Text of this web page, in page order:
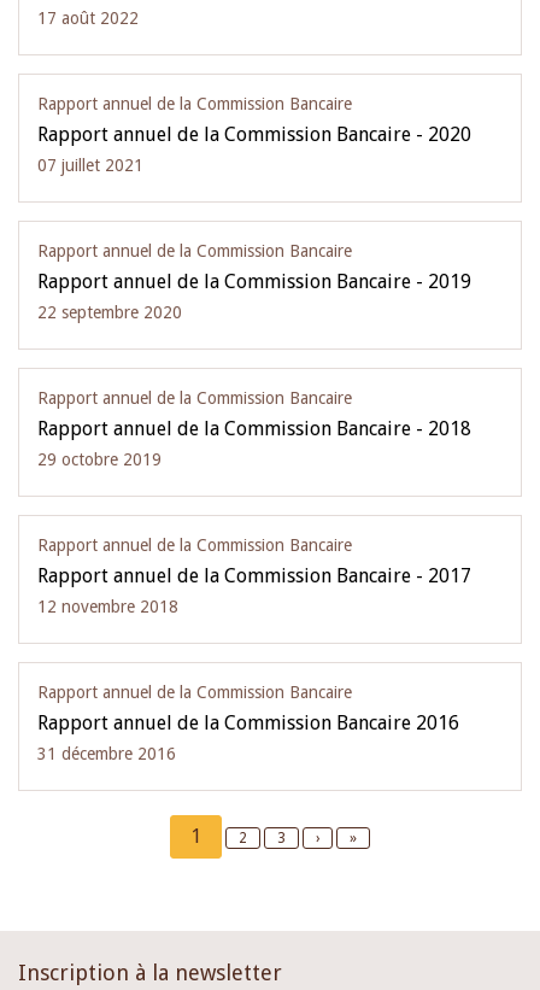
17 août 2022
Rapport annuel de la Commission Bancaire
Rapport annuel de la Commission Bancaire - 2020
07 juillet 2021
Rapport annuel de la Commission Bancaire
Rapport annuel de la Commission Bancaire - 2019
22 septembre 2020
Rapport annuel de la Commission Bancaire
Rapport annuel de la Commission Bancaire - 2018
29 octobre 2019
Rapport annuel de la Commission Bancaire
Rapport annuel de la Commission Bancaire - 2017
12 novembre 2018
Rapport annuel de la Commission Bancaire
Rapport annuel de la Commission Bancaire 2016
31 décembre 2016
Current
page
1 Page
2 Page
3
Next
›
Last
»
Inscription à la newsletter